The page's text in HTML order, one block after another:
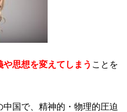
思想を変えてしまう ことを
国で、精神的・物理的圧迫